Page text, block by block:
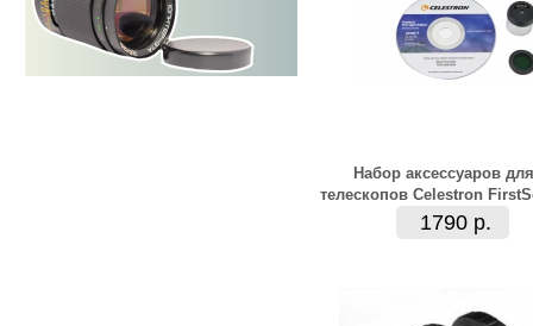
Набор аксессуаров для
телескопов Celestron
1790 р.